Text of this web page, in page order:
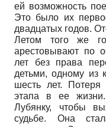
ей возможность
Это было их
двадцатых годов.
Летом того же
арестовывают по
лет без права
детьми, одному из
шесть лет.
этапа в ее
Лубянку, чтобы
судьбе. Она